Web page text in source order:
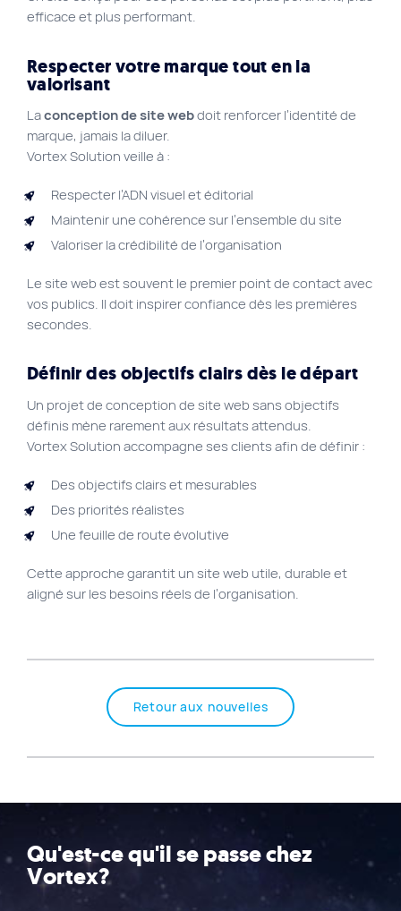
efficace et plus performant.
Respecter votre marque tout en la
valorisant
Laconception de site webdoit renforcer l’identité de
marque, jamais la diluer.
Vortex Solution veille à :
Respecter l’ADN visuel et éditorial
Maintenir une cohérence sur l’ensemble du site
Valoriser la crédibilité de l’organisation
Le site web est souvent le premier point de contact avec
vos publics. Il doit inspirer confiance dès les premières
secondes.
Définir des objectifs clairs dès le départ
Un projet de conception de site web sans objectifs
définis mène rarement aux résultats attendus.
Vortex Solution accompagne ses clients afin de définir :
Des objectifs clairs et mesurables
Des priorités réalistes
Une feuille de route évolutive
Cette approche garantit un site web utile, durable et
aligné sur les besoins réels de l’organisation.
Retour aux nouvelles
Qu'est-ce qu'il se passe chez
Vortex?